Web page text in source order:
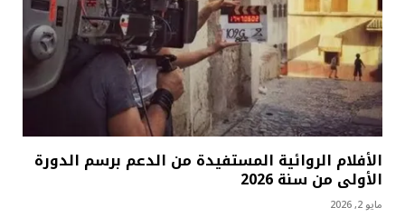
الأفلام الروائية المستفيدة من الدعم برسم الدورة
الأولى من سنة 2026
مايو 2, 2026